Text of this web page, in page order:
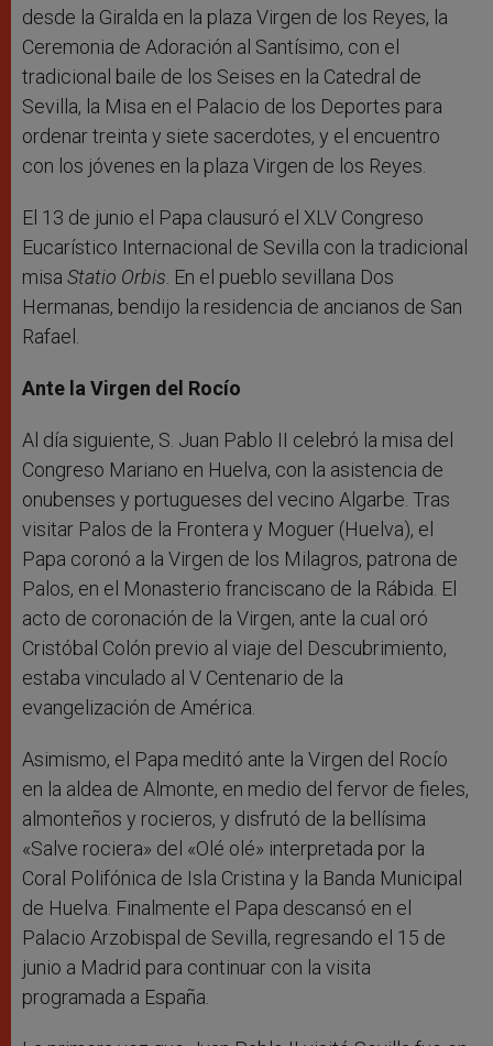
desde la Giralda en la plaza Virgen de los Reyes, la
Ceremonia de Adoración al Santísimo, con el
tradicional baile de los Seises en la Catedral de
Sevilla, la Misa en el Palacio de los Deportes para
ordenar treinta y siete sacerdotes, y el encuentro
con los jóvenes en la plaza Virgen de los Reyes.
El 13 de junio el Papa clausuró el XLV Congreso
Eucarístico Internacional de Sevilla con la tradicional
misa Statio Orbis . En el pueblo sevillana Dos
Hermanas, bendijo la residencia de ancianos de San
Rafael.
Ante la Virgen del Rocío
Al día siguiente, S. Juan Pablo II celebró la misa del
Congreso Mariano en Huelva, con la asistencia de
onubenses y portugueses del vecino Algarbe. Tras
visitar Palos de la Frontera y Moguer (Huelva), el
Papa coronó a la Virgen de los Milagros, patrona de
Palos, en el Monasterio franciscano de la Rábida. El
acto de coronación de la Virgen, ante la cual oró
Cristóbal Colón previo al viaje del Descubrimiento,
estaba vinculado al V Centenario de la
evangelización de América.
Asimismo, el Papa meditó ante la Virgen del Rocío
en la aldea de Almonte, en medio del fervor de fieles,
almonteños y rocieros, y disfrutó de la bellísima
«Salve rociera» del «Olé olé» interpretada por la
Coral Polifónica de Isla Cristina y la Banda Municipal
de Huelva. Finalmente el Papa descansó en el
Palacio Arzobispal de Sevilla, regresando el 15 de
junio a Madrid para continuar con la visita
programada a España.